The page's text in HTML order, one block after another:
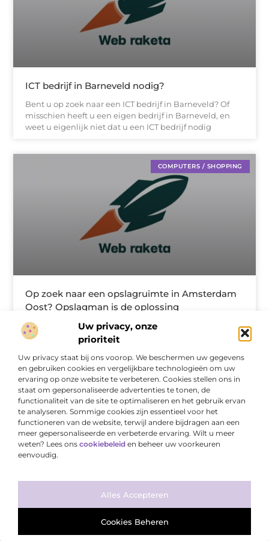
Uw privacy, onze
prioriteit
Uw privacy staat bij ons voorop. We beschermen uw gegevens
en gebruiken cookies en vergelijkbare technologieën om uw
ervaring op onze website te verbeteren. Cookies stellen ons in
staat om gepersonaliseerde advertenties te tonen, de
functionaliteit van de site te optimaliseren en het gebruik ervan
te analyseren. Sommige cookies zijn essentieel voor het
functioneren van de website, terwijl andere bijdragen aan een
meer gepersonaliseerde en verbeterde ervaring. Wilt u meer
weten? Lees ons cookiebeleid en beheer uw voorkeuren
eenvoudig.
Alles Accepteren
Cookies Beheren
ICT bedrijf in Barneveld nodig?
Bent u op zoek naar een ICT bedrijf in Barneveld? Of
misschien heeft u een eigen bedrijf in Barneveld, en
weet u eigenlijk niet dat u een ICT bedrijf nodig
COMPUTERS / SHOPPING
Op zoek naar een opslagruimte in Amsterdam
Oost? Opslagman is de oplossing
Op zoek naar een opslagruimte in Amsterdam Oost?
Dan maken wij van Opslagman de zoektocht voor u
heel eenvoudig en simpel. U kunt namelijk een
opslagruimte huren in Diemen. In
COMPUTERS / SHOPPING